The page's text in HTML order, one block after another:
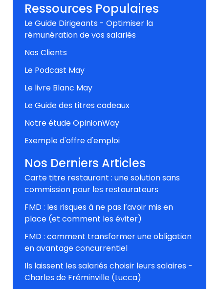
Ressources Populaires
Le Guide Dirigeants - Optimiser la
rémunération de vos salariés
Nos Clients
Le Podcast May
Le livre Blanc May
Le Guide des titres cadeaux
Notre étude OpinionWay
Exemple d'offre d'emploi
Nos Derniers Articles
Carte titre restaurant : une solution sans
commission pour les restaurateurs
FMD : les risques à ne pas l’avoir mis en
place (et comment les éviter)
FMD : comment transformer une obligation
en avantage concurrentiel
Ils laissent les salariés choisir leurs salaires -
Charles de Fréminville (Lucca)